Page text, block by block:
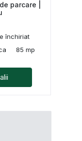
parcare |
închiriat
85 mp